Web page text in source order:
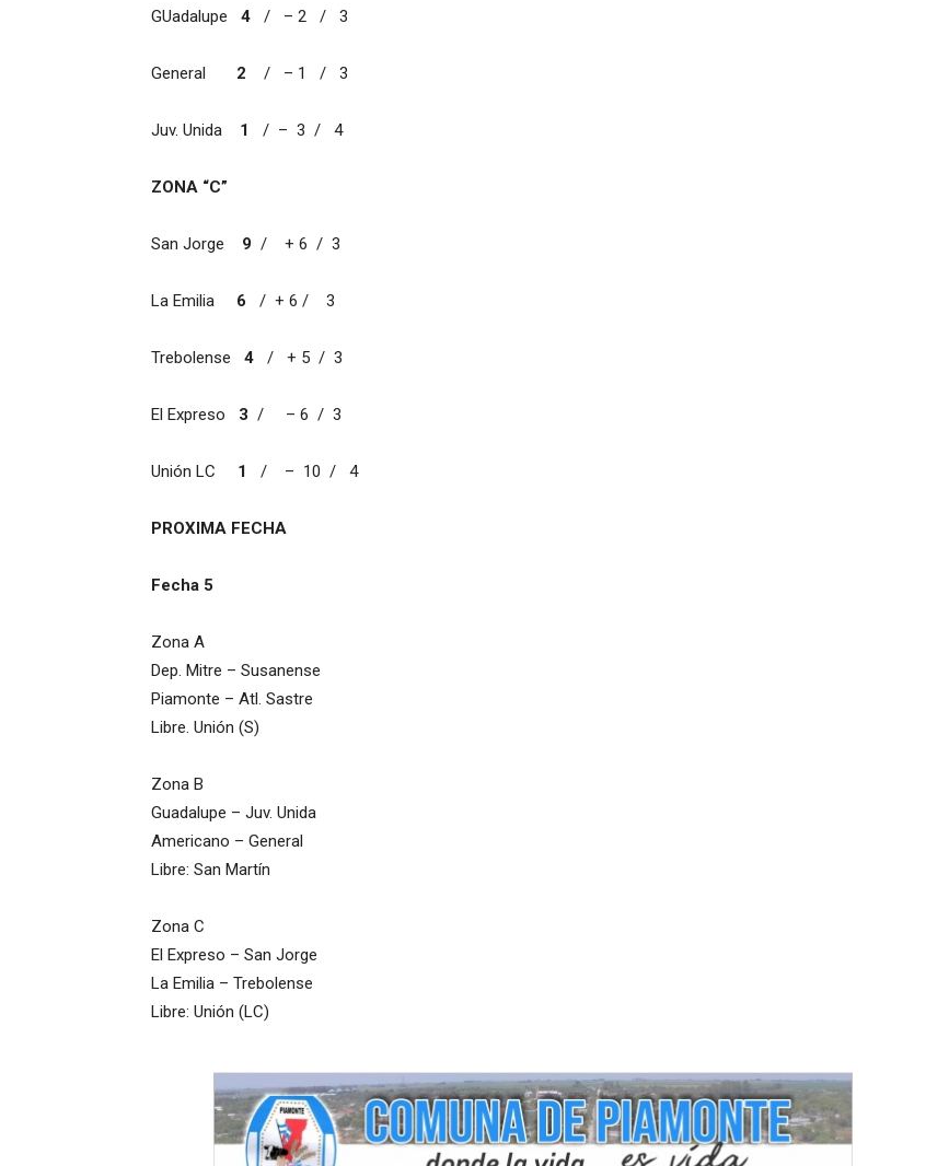
GUadalupe 4 / – 2 / 3
General 2 / – 1 / 3
Juv. Unida 1 / – 3 / 4
ZONA “C”
San Jorge 9 / + 6 / 3
La Emilia 6 / + 6 / 3
Trebolense 4 / + 5 / 3
El Expreso 3 / – 6 / 3
Unión LC 1 / – 10 / 4
PROXIMA FECHA
Fecha 5
Zona A
Dep. Mitre – Susanense
Piamonte – Atl. Sastre
Libre. Unión (S)
Zona B
Guadalupe – Juv. Unida
Americano – General
Libre: San Martín
Zona C
El Expreso – San Jorge
La Emilia – Trebolense
Libre: Unión (LC)